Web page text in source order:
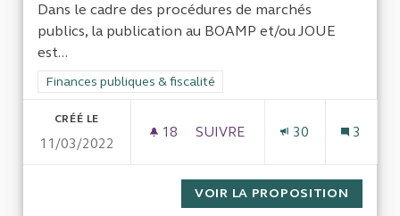
Dans le cadre des procédures de marchés
publics, la publication au BOAMP et/ou JOUE
est...
Filtrer les résultats de la catégorie : Finances publiques &
Finances publiques & fiscalité
CRÉÉ LE
11/03/2022
18 18 ABONNÉS
SUIVRE
30 3
VOIR LA PROPOSITION